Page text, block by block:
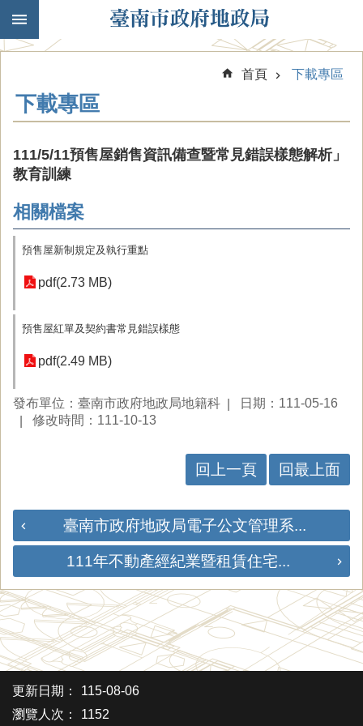
跳到主要內容區塊
首頁 下載專區
下載專區
111/5/11預售屋銷售資訊備查暨常見錯誤樣態解析」
教育訓練
相關檔案
預售屋新制規定及執行重點
pdf(2.73 MB)
預售屋紅單及契約書常見錯誤樣態
pdf(2.49 MB)
發布單位：臺南市政府地政局地籍科
日期：111-05-16
修改時間：111-10-13
回上一頁 回最上面
臺南市政府地政局電子公文管理系...
111年不動產經紀業暨租賃住宅...
更新日期：
115-08-06
瀏覽人次：
1152